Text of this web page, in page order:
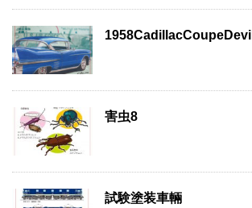
1958CadillacCoupeDevil
害虫8
試験塗装車輛